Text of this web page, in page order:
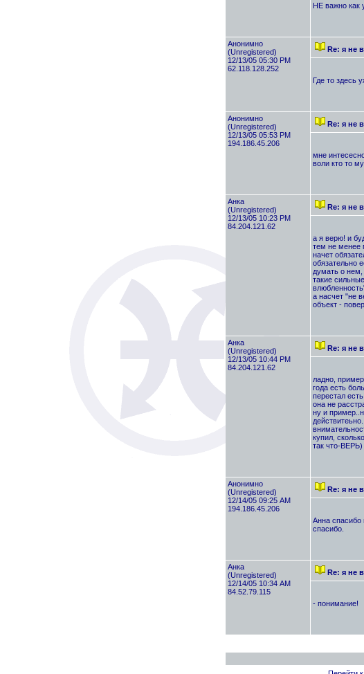
НЕ важно как
Анонимно
(Unregistered)
12/13/05 05:30 PM
62.118.128.252
Re: я не
Где то здесь
Анонимно
(Unregistered)
12/13/05 05:53 PM
194.186.45.206
Re: я не
мне
воли кто то
Анка
(Unregistered)
12/13/05 10:23 PM
84.204.121.62
Re: я не
а я верю! и
тем не менее
начет
обязательно
думать о нем,
такие
а насчет "не
объект -
Анка
(Unregistered)
12/13/05 10:44 PM
84.204.121.62
Re: я не
ладно,
года есть
перестал
она не
ну и
купил,
так что-ВЕРЬ)
Анонимно
(Unregistered)
12/14/05 09:25 AM
194.186.45.206
Re: я не
Анна спасибо
спасибо.
Анка
(Unregistered)
12/14/05 10:34 AM
84.52.79.115
Re: я не
- понимание!